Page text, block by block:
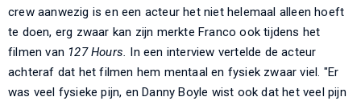
crew aanwezig is en een acteur het niet helemaal alleen hoeft
te doen, erg zwaar kan zijn merkte Franco ook tijdens het
filmen van 127 Hours. In een interview vertelde de acteur
achteraf dat het filmen hem mentaal en fysiek zwaar viel. "Er
was veel fysieke pijn, en Danny Boyle wist ook dat het veel pijn